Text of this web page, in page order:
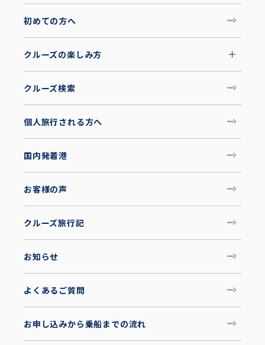
初めての方へ
クルーズの楽しみ方
クルーズ検索
個人旅行される方へ
国内発着港
お客様の声
クルーズ旅行記
お知らせ
よくあるご質問
お申し込みから乗船までの流れ